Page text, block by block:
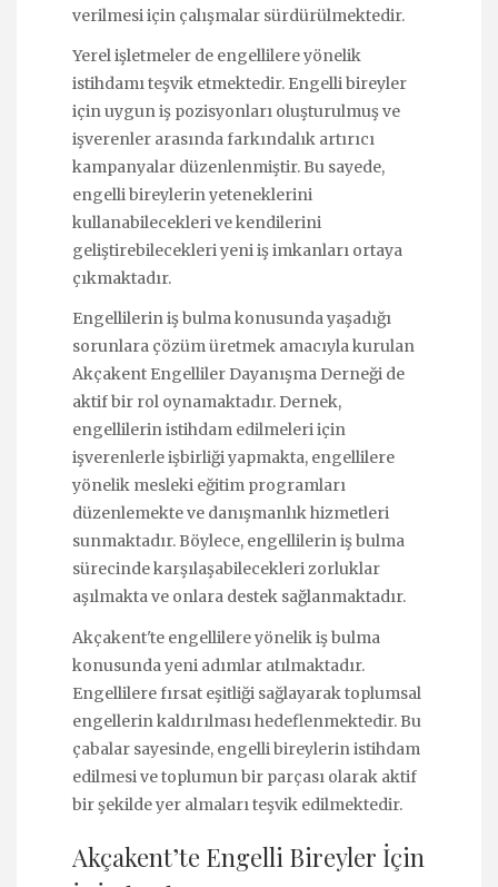
verilmesi için çalışmalar sürdürülmektedir.
Yerel işletmeler de engellilere yönelik
istihdamı teşvik etmektedir. Engelli bireyler
için uygun iş pozisyonları oluşturulmuş ve
işverenler arasında farkındalık artırıcı
kampanyalar düzenlenmiştir. Bu sayede,
engelli bireylerin yeteneklerini
kullanabilecekleri ve kendilerini
geliştirebilecekleri yeni iş imkanları ortaya
çıkmaktadır.
Engellilerin iş bulma konusunda yaşadığı
sorunlara çözüm üretmek amacıyla kurulan
Akçakent Engelliler Dayanışma Derneği de
aktif bir rol oynamaktadır. Dernek,
engellilerin istihdam edilmeleri için
işverenlerle işbirliği yapmakta, engellilere
yönelik mesleki eğitim programları
düzenlemekte ve danışmanlık hizmetleri
sunmaktadır. Böylece, engellilerin iş bulma
sürecinde karşılaşabilecekleri zorluklar
aşılmakta ve onlara destek sağlanmaktadır.
Akçakent'te engellilere yönelik iş bulma
konusunda yeni adımlar atılmaktadır.
Engellilere fırsat eşitliği sağlayarak toplumsal
engellerin kaldırılması hedeflenmektedir. Bu
çabalar sayesinde, engelli bireylerin istihdam
edilmesi ve toplumun bir parçası olarak aktif
bir şekilde yer almaları teşvik edilmektedir.
Akçakent’te Engelli Bireyler İçin